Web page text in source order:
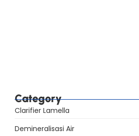
Category
Clarifier Lamella
Demineralisasi Air